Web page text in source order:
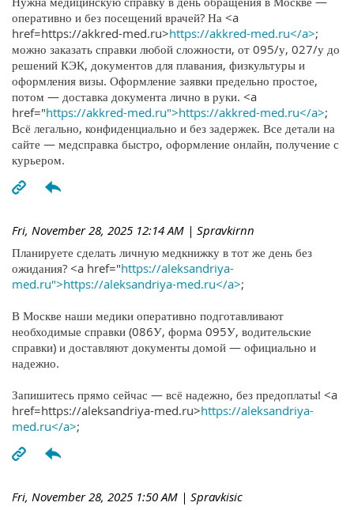
оперативно и без посещений врачей? На <a
href=https://akkred-med.ru>https://akkred-med.ru</a>;
можно заказать справки любой сложности, от 095/у, 027/у до
решений КЭК, документов для плавания, физкультуры и
оформления визы. Оформление заявки предельно простое,
потом — доставка документа лично в руки. <a
href="https://akkred-med.ru">https://akkred-med.ru</a>;
Всё легально, конфиденциально и без задержек. Все детали на
сайте — медсправка быстро, оформление онлайн, получение с
курьером.
Fri, November 28, 2025 12:14 AM | Spravkirnn
Планируете сделать личную медкнижку в тот же день без
ожидания? <a href="https://aleksandriya-
med.ru">https://aleksandriya-med.ru</a>;
В Москве наши медики оперативно подготавливают
необходимые справки (086У, форма 095У, водительские
справки) и доставляют документы домой — официально и
надежно.
Запишитесь прямо сейчас — всё надежно, без предоплаты! <a
href=https://aleksandriya-med.ru>https://aleksandriya-
med.ru</a>;
Fri, November 28, 2025 1:50 AM | Spravkisic